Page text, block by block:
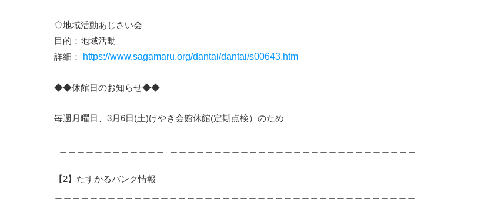
◇地域活動あじさい会
目的：地域活動
詳細：
https://www.sagamaru.org/dantai/dantai/s00643.htm
◆◆休館日のお知らせ◆◆
毎週月曜日、3月6日(土)けやき会館休館(定期点検）のため
【2】たすかるバンク情報